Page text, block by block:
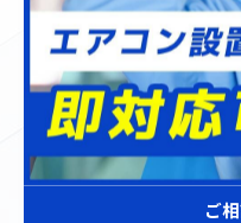
埼玉県電気工事工業組
埼玉県電気工事工業組
者を探す際の重要な情
正式に登録された電気
市での業者選びにも役立
業者は、一定の基準をご